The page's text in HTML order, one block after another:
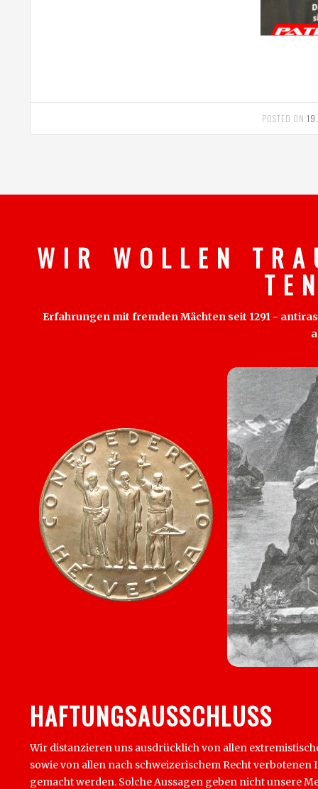
POSTED ON
W I R W O L L E N T R
T E
Erfahrungen mit fremden Mächten seit 1291 -
HAFTUNGSAUSSCHLUSS
Wir distanzieren uns ausdrücklich von allen
sowie von allen nach schweizerischem Recht
gemacht werden. Solche Aussagen geben nicht unsere